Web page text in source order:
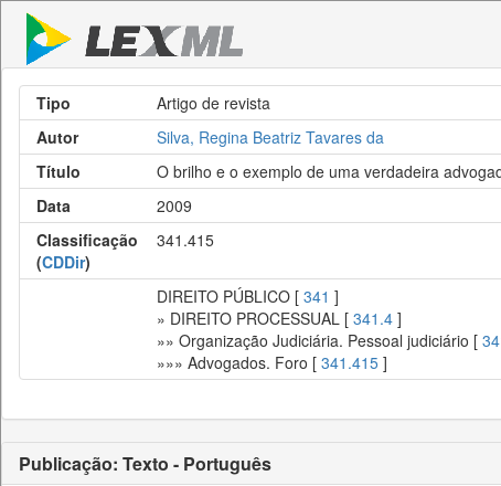
Tipo
Artigo de revista
Autor
Silva, Regina Beatriz Tavares da
Título
O brilho e o exemplo de uma verdadeira
Data
2009
Classificação
(CDDir)
341.415
DIREITO PÚBLICO [ 341 ]
» DIREITO PROCESSUAL [ 341.4 ]
»» Organização Judiciária. Pessoal judiciário [
»»» Advogados. Foro [ 341.415 ]
Publicação: Texto - Português